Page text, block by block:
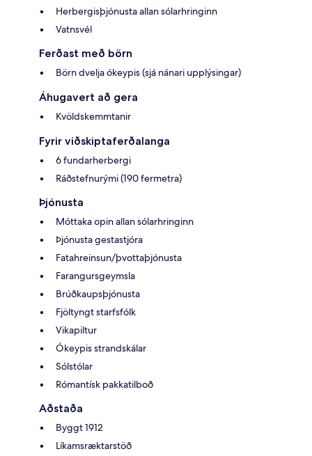
Herbergisþjónusta allan sólarhringinn
Vatnsvél
Ferðast með börn
Börn dvelja ókeypis (sjá nánari upplýsingar)
Áhugavert að gera
Kvöldskemmtanir
Fyrir viðskiptaferðalanga
6 fundarherbergi
Ráðstefnurými (190 fermetra)
Þjónusta
Móttaka opin allan sólarhringinn
Þjónusta gestastjóra
Fatahreinsun/þvottaþjónusta
Farangursgeymsla
Brúðkaupsþjónusta
Fjöltyngt starfsfólk
Vikapiltur
Ókeypis strandskálar
Sólstólar
Rómantísk pakkatilboð
Aðstaða
Byggt 1912
Líkamsræktarstöð